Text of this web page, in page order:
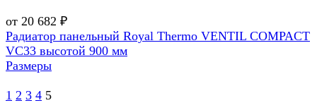
от 20 682 ₽
Радиатор панельный Royal Thermo VENTIL COMPACT
VC33 высотой 900 мм
Размеры
1 2 3 4 5